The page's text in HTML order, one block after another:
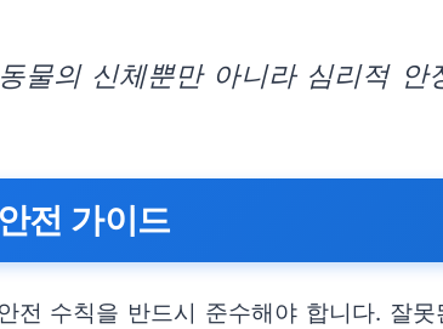
물의 신체뿐만 아니라 심리적 안
전 가이드
전 수칙을 반드시 준수해야 합니다. 잘